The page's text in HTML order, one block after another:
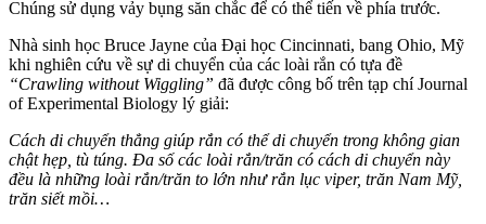
Chúng sử dụng vảy bụng săn chắc để có thể tiến về phía trước.
Nhà sinh học Bruce Jayne của Đại học Cincinnati, bang Ohio, Mỹ
khi nghiên cứu về sự di chuyển của các loài rắn có tựa đề
“Crawling without Wiggling” đã được công bố trên tạp chí Journal
of Experimental Biology lý giải:
Cách di chuyển thẳng giúp rắn có thể di chuyển trong không gian
chật hẹp, tù túng. Đa số các loài rắn/trăn có cách di chuyển này
đều là những loài rắn/trăn to lớn như rắn lục viper, trăn Nam Mỹ,
trăn siết mồi…